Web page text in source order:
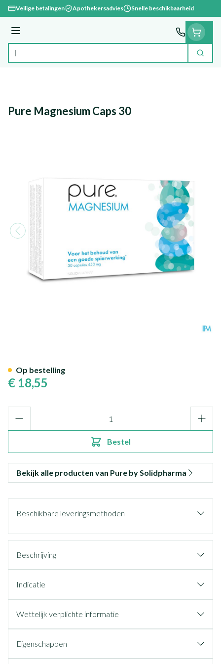
Ga naar de inhoud
Veilige betalingen Apothekersadvies Snelle beschikbaarheid
Menu
Product, merk, categorie... Zoek
Pure Magnesium Caps 30
€ 18,55
Bestel
Op bestelling
Bekijk alle producten van Pure by Solidpharma
Beschikbare leveringsmethoden
Beschrijving
Indicatie
Wettelijk verplichte informatie
Eigenschappen